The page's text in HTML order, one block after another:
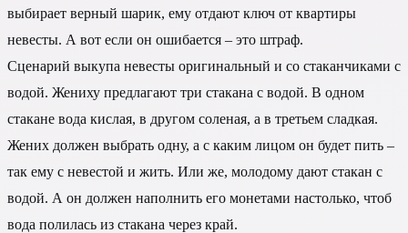
выбирает верный шарик, ему отдают ключ от квартиры
невесты. А вот если он ошибается – это штраф.
Сценарий выкупа невесты оригинальный и со стаканчиками с
водой. Жениху предлагают три стакана с водой. В одном
стакане вода кислая, в другом соленая, а в третьем сладкая.
Жених должен выбрать одну, а с каким лицом он будет пить –
так ему с невестой и жить. Или же, молодому дают стакан с
водой. А он должен наполнить его монетами настолько, чтоб
вода полилась из стакана через край.